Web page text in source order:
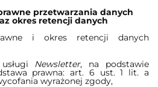
przetwarzania danych
okres retencji danych
i okres retencji danych
Newsletter, na podstawie
prawna: art. 6 ust. 1 lit. a
wyrażonej zgody,